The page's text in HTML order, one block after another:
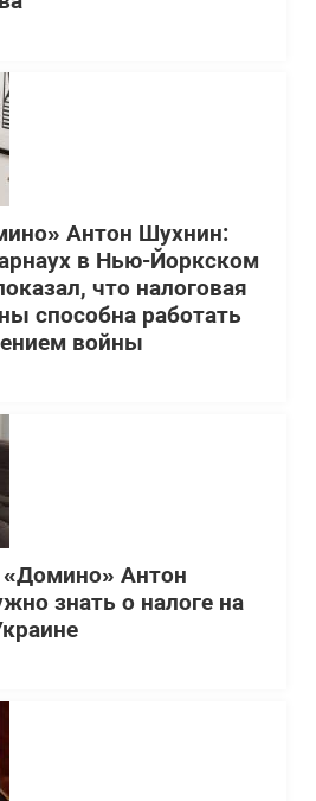
Антон Шухнин:
в Нью-Йоркском
что налоговая
способна работать
войны
«Домино» Антон
знать о налоге на